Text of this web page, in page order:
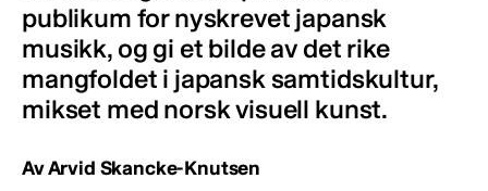
publikum for nyskrevet japansk
musikk, og gi et bilde av det rike
mangfoldet i japansk samtidskultur,
mikset med norsk visuell kunst.
Av Arvid Skancke-Knutsen